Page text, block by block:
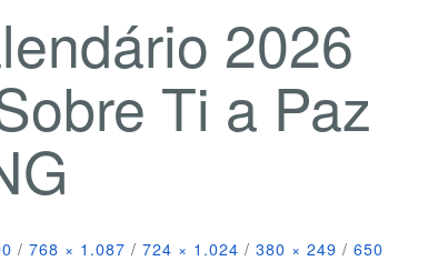
2026
Ti a Paz
/ 768 × 1.087 / 724 × 1.024 / 380 × 249 / 650